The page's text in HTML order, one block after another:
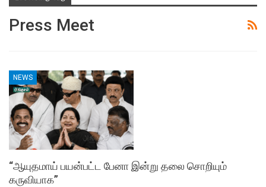
Press Meet
NEWS
“ஆயுதமாய் பயன்பட்ட பேனா இன்று தலை சொறியும்
கருவியாக”